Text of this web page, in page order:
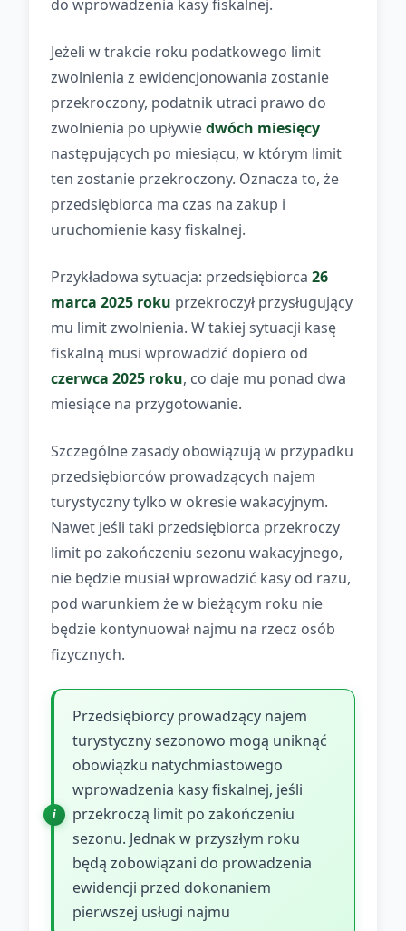
do wprowadzenia kasy fiskalnej.
Jeżeli w trakcie roku podatkowego limit
zwolnienia z ewidencjonowania zostanie
przekroczony, podatnik utraci prawo do
zwolnienia po upływiedwóch miesięcy
następujących po miesiącu, w którym limit
ten zostanie przekroczony. Oznacza to, że
przedsiębiorca ma czas na zakup i
uruchomienie kasy fiskalnej.
Przykładowa sytuacja: przedsiębiorca 26
marca 2025 roku przekroczył przysługujący
mu limit zwolnienia. W takiej sytuacji kasę
fiskalną musi wprowadzić dopiero od
czerwca 2025 roku, co daje mu ponad dwa
miesiące na przygotowanie.
Szczególne zasady obowiązują w przypadku
przedsiębiorców prowadzących najem
turystyczny tylko w okresie wakacyjnym.
Nawet jeśli taki przedsiębiorca przekroczy
limit po zakończeniu sezonu wakacyjnego,
nie będzie musiał wprowadzić kasy od razu,
pod warunkiem że w bieżącym roku nie
będzie kontynuował najmu na rzecz osób
fizycznych.
Przedsiębiorcy prowadzący najem
turystyczny sezonowo mogą uniknąć
obowiązku natychmiastowego
wprowadzenia kasy fiskalnej, jeśli
przekroczą limit po zakończeniu
sezonu. Jednak w przyszłym roku
będą zobowiązani do prowadzenia
ewidencji przed dokonaniem
pierwszej usługi najmu